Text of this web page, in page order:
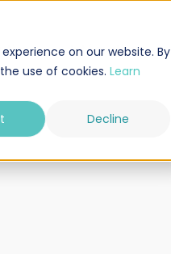
on our website. By
use of cookies. Learn
Decline
Intégrations